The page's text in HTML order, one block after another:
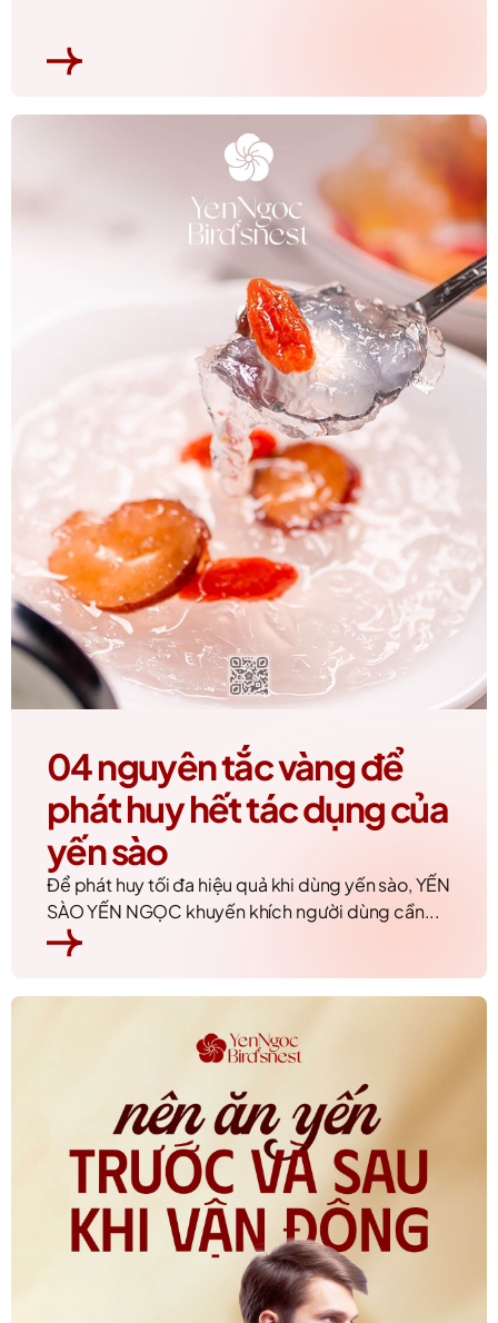
04 nguyên tắc vàng để
phát huy hết tác dụng của
yến sào
Để phát huy tối đa hiệu quả khi dùng yến sào, YẾN
SÀO YẾN NGỌC khuyến khích người dùng cần...